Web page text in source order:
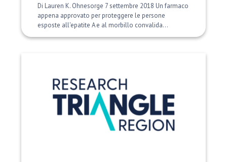
Di Lauren K. Ohnesorge 7 settembre 2018 Un farmaco
appena approvato per proteggere le persone
esposte all'epatite A e al morbillo convalida...